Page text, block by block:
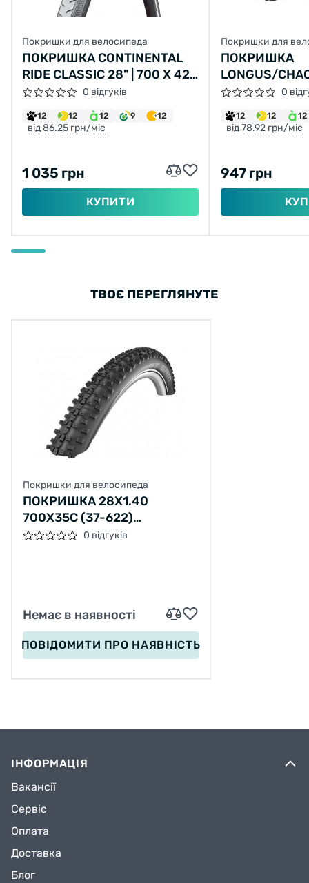
Покришки для велосипеда
ПОКРИШКА CONTINENTAL
RIDE CLASSIC 28" | 700 X 42C
(40C) | 28 X 1.60 СІРА, НЕ
СКЛАДНА
0 відгуків
12 12 12 9 12
від 86.25 грн/міс
1 035 грн
КУПИТИ
Покришки для
ПОКРИШКА
LONGUS/
LANE 26X2,10
2C-MTB SPS
0
12 12 12
від 78.92 грн/міс
947 грн
ТВОЄ ПЕРЕГЛЯНУТЕ
Покришки для велосипеда
ПОКРИШКА 28X1.40
700X35C (37-622)
SCHWALBE SMART SAM
0 відгуків
Немає в наявності
ПОВІДОМИТИ ПРО НАЯВНІСТЬ
ІНФОРМАЦІЯ
Вакансії
Сервіс
Оплата
Доставка
Блог